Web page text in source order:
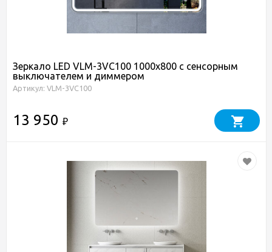
Зеркало LED VLM-3VC100 1000х800 c сенсорным
выключателем и диммером
Артикул: VLM-3VC100
13 950 ₽